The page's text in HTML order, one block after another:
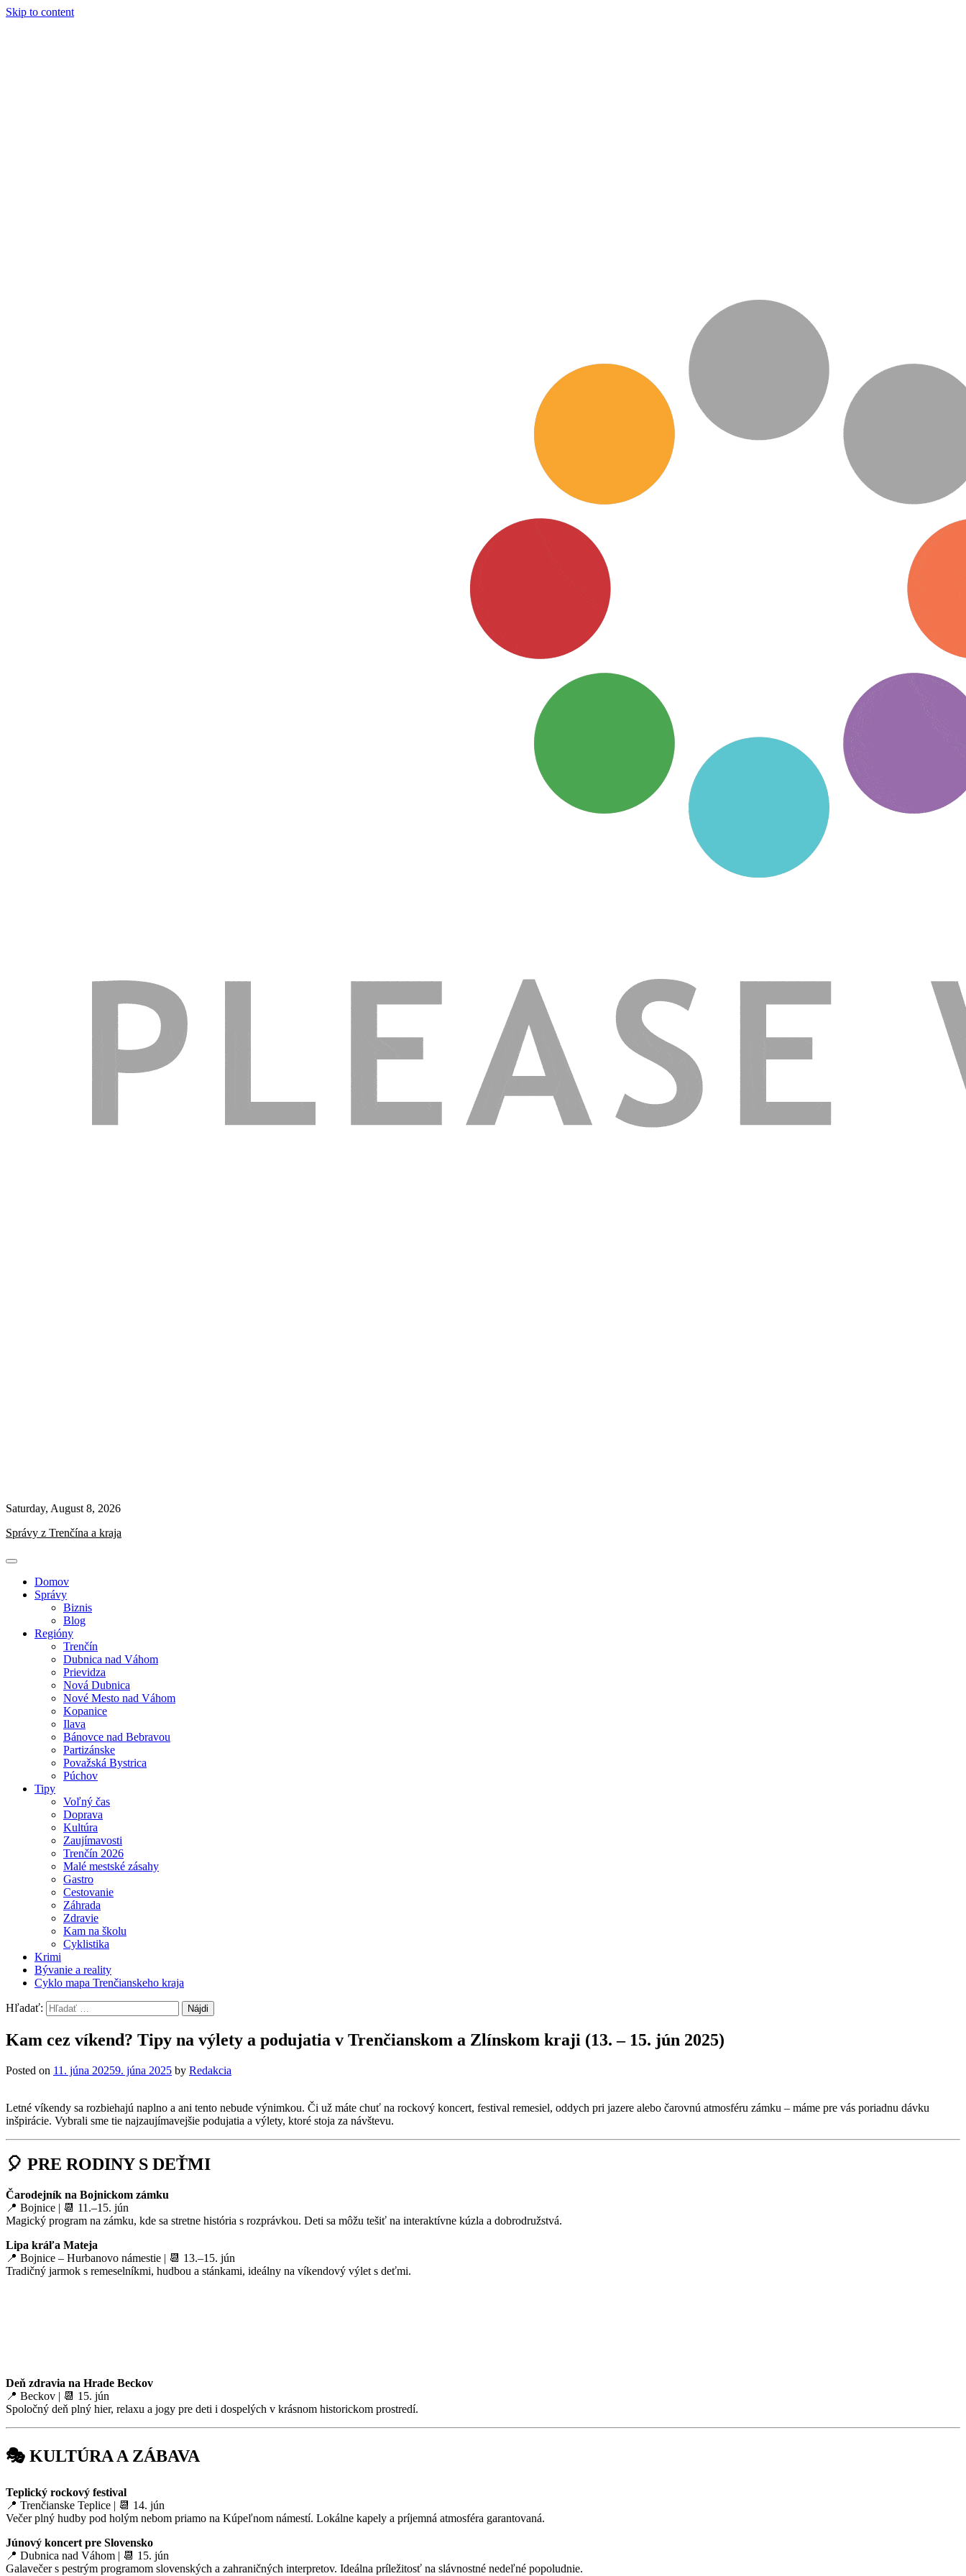
Skip to content
Saturday, August 8, 2026
Správy z Trenčína a kraja
Domov
Správy
Biznis
Blog
Regióny
Trenčín
Dubnica nad Váhom
Prievidza
Nová Dubnica
Nové Mesto nad Váhom
Kopanice
Ilava
Bánovce nad Bebravou
Partizánske
Považská Bystrica
Púchov
Tipy
Voľný čas
Doprava
Kultúra
Zaujímavosti
Trenčín 2026
Malé mestské zásahy
Gastro
Cestovanie
Záhrada
Zdravie
Kam na školu
Cyklistika
Krimi
Bývanie a reality
Cyklo mapa Trenčianskeho kraja
Hľadať:
Kam cez víkend? Tipy na výlety a podujatia v Trenčianskom a Zlínskom kraji (13. – 15. jún 2025)
Posted on 11. júna 20259. júna 2025 by Redakcia
Letné víkendy sa rozbiehajú naplno a ani tento nebude výnimkou. Či už máte chuť na rockový koncert, festival remesiel, oddych pri jazere alebo čarovnú atmosféru zámku – máme pre vás poriadnu dávku
inšpirácie. Vybrali sme tie najzaujímavejšie podujatia a výlety, ktoré stoja za návštevu.
🎈 PRE RODINY S DEŤMI
Čarodejník na Bojnickom zámku
📍 Bojnice | 📆 11.–15. jún
Magický program na zámku, kde sa stretne história s rozprávkou. Deti sa môžu tešiť na interaktívne kúzla a dobrodružstvá.
Lipa kráľa Mateja
📍 Bojnice – Hurbanovo námestie | 📆 13.–15. jún
Tradičný jarmok s remeselníkmi, hudbou a stánkami, ideálny na víkendový výlet s deťmi.
Deň zdravia na Hrade Beckov
📍 Beckov | 📆 15. jún
Spoločný deň plný hier, relaxu a jogy pre deti i dospelých v krásnom historickom prostredí.
🎭 KULTÚRA A ZÁBAVA
Teplický rockový festival
📍 Trenčianske Teplice | 📆 14. jún
Večer plný hudby pod holým nebom priamo na Kúpeľnom námestí. Lokálne kapely a príjemná atmosféra garantovaná.
Júnový koncert pre Slovensko
📍 Dubnica nad Váhom | 📆 15. jún
Galavečer s pestrým programom slovenských a zahraničných interpretov. Ideálna príležitosť na slávnostné nedeľné popoludnie.